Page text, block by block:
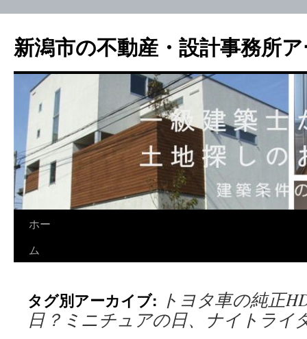
新潟市の不動産・設計事務所
ホー
ム
タグ別アーカイブ: トヨタ車の純正
日？ミニチュアの日、ナイトライ